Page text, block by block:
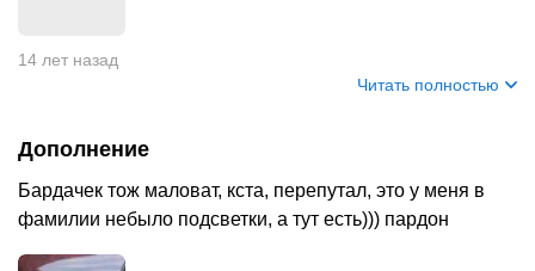
14 лет назад
Читать полностью
Дополнение
Бардачек тож маловат, кста, перепутал, это у меня в
фамилии небыло подсветки, а тут есть))) пардон